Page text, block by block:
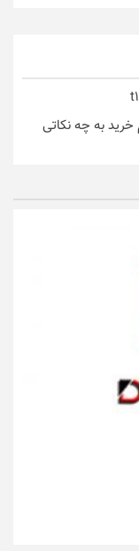
به چه نکاتی